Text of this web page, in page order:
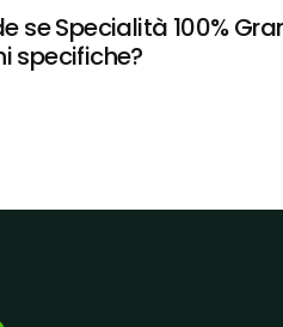
se Specialità 100%
specifiche?